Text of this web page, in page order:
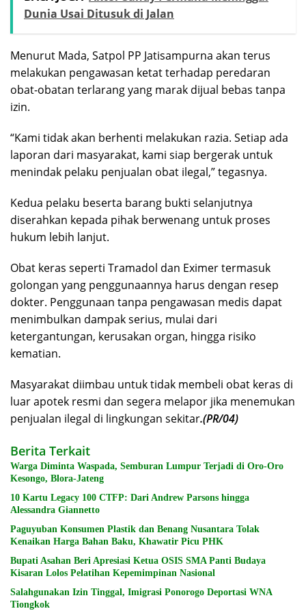
Dunia Usai Ditusuk di Jalan
Menurut Mada, Satpol PP Jatisampurna akan terus
melakukan pengawasan ketat terhadap peredaran
obat-obatan terlarang yang marak dijual bebas tanpa
izin.
“Kami tidak akan berhenti melakukan razia. Setiap ada
laporan dari masyarakat, kami siap bergerak untuk
menindak pelaku penjualan obat ilegal,” tegasnya.
Kedua pelaku beserta barang bukti selanjutnya
diserahkan kepada pihak berwenang untuk proses
hukum lebih lanjut.
Obat keras seperti Tramadol dan Eximer termasuk
golongan yang penggunaannya harus dengan resep
dokter. Penggunaan tanpa pengawasan medis dapat
menimbulkan dampak serius, mulai dari
ketergantungan, kerusakan organ, hingga risiko
kematian.
Masyarakat diimbau untuk tidak membeli obat keras di
luar apotek resmi dan segera melapor jika menemukan
penjualan ilegal di lingkungan sekitar.(PR/04)
Berita Terkait
Warga Diminta Waspada, Semburan Lumpur Terjadi di Oro-Oro
Kesongo, Blora-Jateng
10 Kartu Legacy 100 CTFP: Dari Andrew Parsons hingga
Alessandra Giannetto
Paguyuban Konsumen Plastik dan Benang Nusantara Tolak
Kenaikan Harga Bahan Baku, Khawatir Picu PHK
Bupati Asahan Beri Apresiasi Ketua OSIS SMA Panti Budaya
Kisaran Lolos Pelatihan Kepemimpinan Nasional
Salahgunakan Izin Tinggal, Imigrasi Ponorogo Deportasi WNA
Tiongkok